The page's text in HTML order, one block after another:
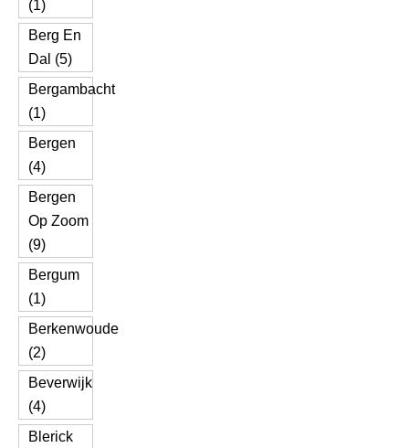
(1)
Berg En
Dal (5)
Bergambacht
(1)
Bergen
(4)
Bergen
Op Zoom
(9)
Bergum
(1)
Berkenwoude
(2)
Beverwijk
(4)
Blerick